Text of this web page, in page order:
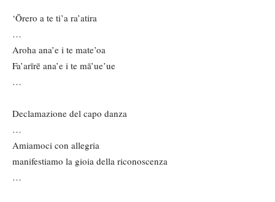
‘Ōrero a te ti’a ra’atira
…
Aroha ana’e i te mate’oa
Fa’arīrē ana’e i te mā’ue’ue
…
Declamazione del capo danza
…
Amiamoci con allegria
manifestiamo la gioia della riconoscenza
…